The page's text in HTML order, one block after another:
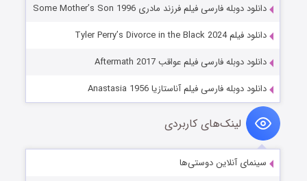
دانلود دوبله فارسی فیلم فرزند مادری Some Mother’s Son 1996
دانلود فیلم Tyler Perry’s Divorce in the Black 2024
دانلود دوبله فارسی فیلم عواقب Aftermath 2017
دانلود دوبله فارسی فیلم آناستازیا Anastasia 1956
لینک‌های کاربردی
سینمای آنلاین دوستی‌ها